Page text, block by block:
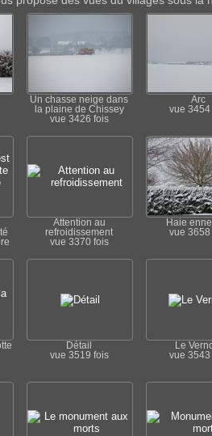
Un chasse neige dans
la plaine de Chissey
vue 3426 fois
Arc
vue 3454
Attention au
refroidissement
vue 3370 fois
Haie
vue 3658
Détail
vue 3519 fois
Le
vue 3543